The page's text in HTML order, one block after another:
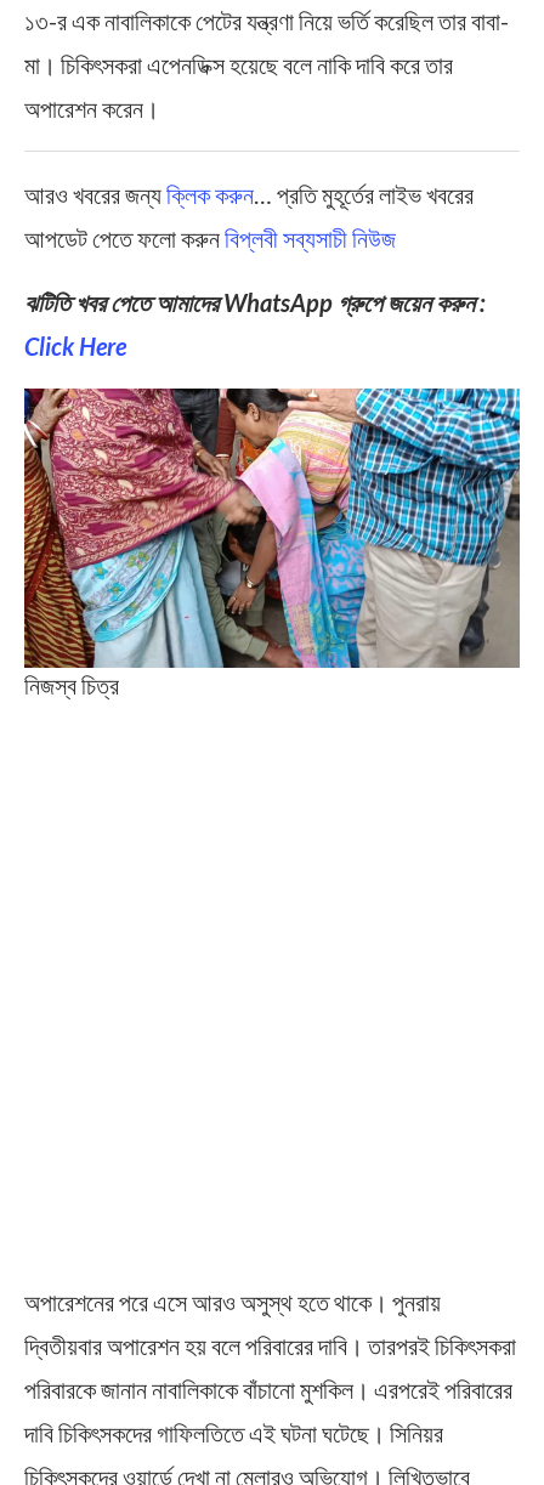
১৩-র এক নাবালিকাকে পেটের যন্ত্রণা নিয়ে ভর্তি করেছিল তার বাবা-
মা। চিকিৎসকরা এপেনডিক্স হয়েছে বলে নাকি দাবি করে তার
অপারেশন করেন।
আরও খবরের জন্যক্লিক করুন… প্রতি মুহূর্তের লাইভ খবরের
আপডেট পেতে ফলো করুনবিপ্লবী সব্যসাচী নিউজ
ঝটিতি খবর পেতে আমাদের WhatsApp গ্রুপে জয়েন করুন :
Click Here
নিজস্ব চিত্র
অপারেশনের পরে এসে আরও অসুস্থ হতে থাকে। পুনরায়
দ্বিতীয়বার অপারেশন হয় বলে পরিবারের দাবি। তারপরই চিকিৎসকরা
পরিবারকে জানান নাবালিকাকে বাঁচানো মুশকিল। এরপরেই পরিবারের
দাবি চিকিৎসকদের গাফিলতিতে এই ঘটনা ঘটেছে। সিনিয়র
চিকিৎসকদের ওয়ার্ডে দেখা না মেলারও অভিযোগ। লিখিতভাবে